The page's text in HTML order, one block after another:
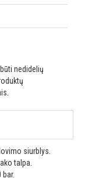
nedidelių
siurblys.
talpa.